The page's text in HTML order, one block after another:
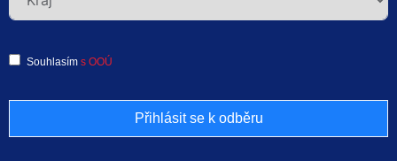
Souhlasím s OOÚ
Přihlásit se k odběru